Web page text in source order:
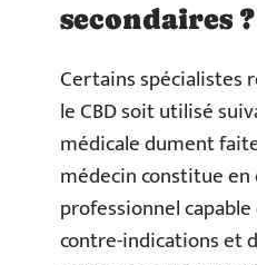
secondaires ?
Certains spécialistes
le CBD soit utilisé
médicale dument
médecin constitue
professionnel
contre-indications et